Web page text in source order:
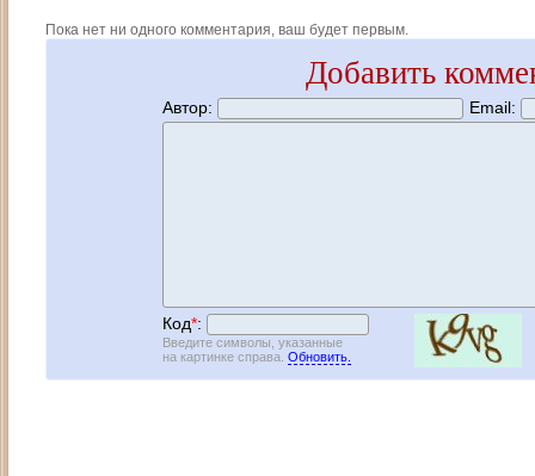
Пока нет ни одного комментария, ваш будет первым.
Добавить
Автор: Email:
Код*:
Введите символы, указанные
на картинке справа. Обновить.